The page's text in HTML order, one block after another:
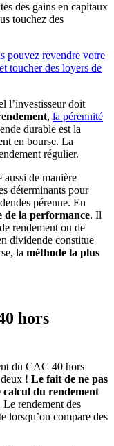
des gains en capitaux
touchez des
pouvez revendre votre
toucher des loyers de
l’investisseur doit
, la pérennité
durable est la
en bourse. La
régulier.
de manière
déterminants pour
pérenne. En
de la performance. Il
rendement ou de
dividende constitue
la méthode la plus
hors
du CAC 40 hors
! Le fait de ne pas
calcul du rendement
Le rendement des
lorsqu’on compare des